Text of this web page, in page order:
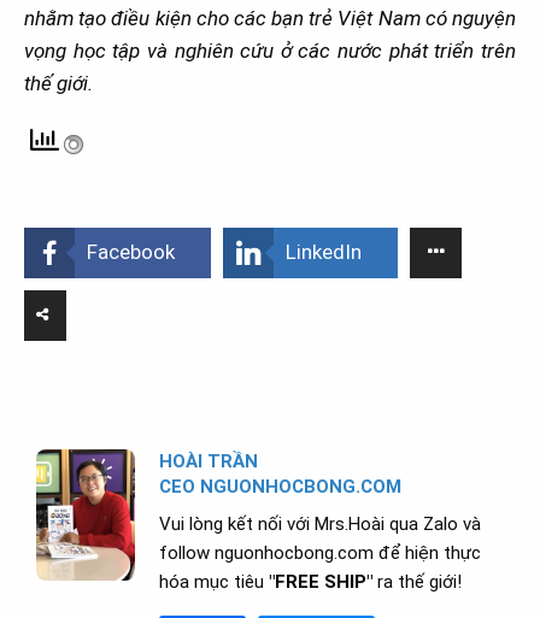
nhằm tạo điều kiện cho các bạn trẻ Việt Nam có nguyện
vọng học tập và nghiên cứu ở các nước phát triển trên
thế giới.
Facebook LinkedIn
HOÀI TRẦN
CEO NGUONHOCBONG.COM
Vui lòng kết nối với Mrs.Hoài qua Zalo và
follow nguonhocbong.com để hiện thực
hóa mục tiêu "FREE SHIP" ra thế giới!